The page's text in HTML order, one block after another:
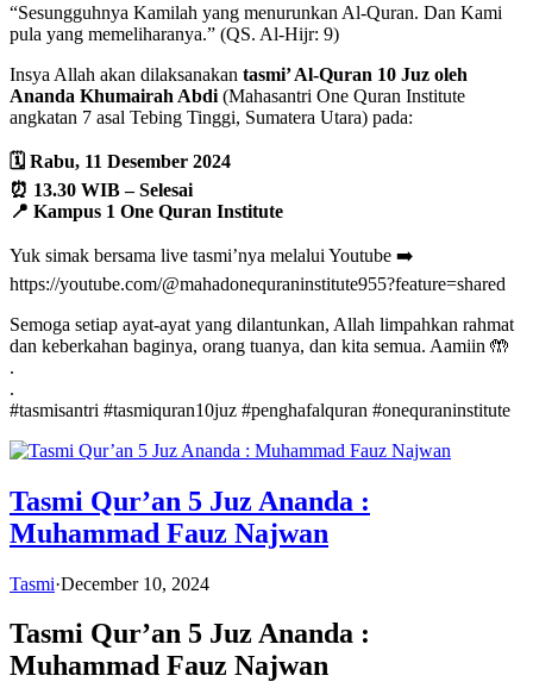
“Sesungguhnya Kamilah yang menurunkan Al-Quran. Dan Kami
pula yang memeliharanya.” (QS. Al-Hijr: 9)
Insya Allah akan dilaksanakan tasmi’ Al-Quran 10 Juz oleh
Ananda Khumairah Abdi (Mahasantri One Quran Institute
angkatan 7 asal Tebing Tinggi, Sumatera Utara) pada:
🗓️ Rabu, 11 Desember 2024
⏰ 13.30 WIB – Selesai
📍 Kampus 1 One Quran Institute
Yuk simak bersama live tasmi’nya melalui Youtube ➡️
https://youtube.com/@mahadonequraninstitute955?feature=shared
Semoga setiap ayat-ayat yang dilantunkan, Allah limpahkan rahmat
dan keberkahan baginya, orang tuanya, dan kita semua. Aamiin 🤲
.
.
#tasmisantri #tasmiquran10juz #penghafalquran #onequraninstitute
Tasmi Qur’an 5 Juz Ananda :
Muhammad Fauz Najwan
Tasmi·December 10, 2024
Tasmi Qur’an 5 Juz Ananda :
Muhammad Fauz Najwan